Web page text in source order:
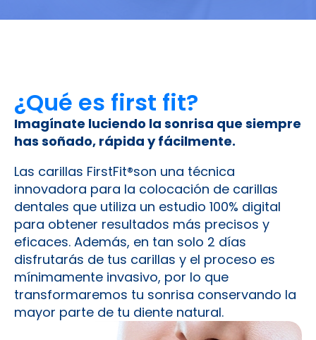
¿Qué es first fit?
Imagínate luciendo la sonrisa que siempre
has soñado, rápida y fácilmente.
Las carillas FirstFit®son una técnica
innovadora para la colocación de carillas
dentales que utiliza un estudio 100% digital
para obtener resultados más precisos y
eficaces. Además, en tan solo 2 días
disfrutarás de tus carillas y el proceso es
mínimamente invasivo, por lo que
transformaremos tu sonrisa conservando la
mayor parte de tu diente natural.